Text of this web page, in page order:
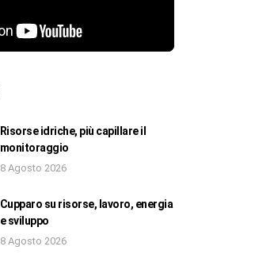
Risorse idriche, più capillare il
monitoraggio
8 Agosto 2026
Cupparo su risorse, lavoro, energia
e sviluppo
8 Agosto 2026